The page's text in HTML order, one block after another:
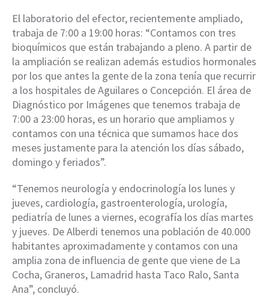
El laboratorio del efector, recientemente ampliado,
trabaja de 7:00 a 19:00 horas: “Contamos con tres
bioquímicos que están trabajando a pleno. A partir de
la ampliación se realizan además estudios hormonales
por los que antes la gente de la zona tenía que recurrir
a los hospitales de Aguilares o Concepción. El área de
Diagnóstico por Imágenes que tenemos trabaja de
7:00 a 23:00 horas, es un horario que ampliamos y
contamos con una técnica que sumamos hace dos
meses justamente para la atención los días sábado,
domingo y feriados”.
“Tenemos neurología y endocrinología los lunes y
jueves, cardiología, gastroenterología, urología,
pediatría de lunes a viernes, ecografía los días martes
y jueves. De Alberdi tenemos una población de 40.000
habitantes aproximadamente y contamos con una
amplia zona de influencia de gente que viene de La
Cocha, Graneros, Lamadrid hasta Taco Ralo, Santa
Ana”, concluyó.